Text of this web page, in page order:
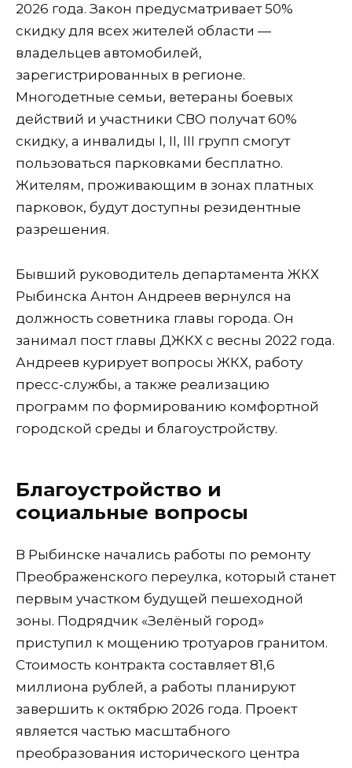
2026 года. Закон предусматривает 50%
скидку для всех жителей области —
владельцев автомобилей,
зарегистрированных в регионе.
Многодетные семьи, ветераны боевых
действий и участники СВО получат 60%
скидку, а инвалиды I, II, III групп смогут
пользоваться парковками бесплатно.
Жителям, проживающим в зонах платных
парковок, будут доступны резидентные
разрешения.
Бывший руководитель департамента ЖКХ
Рыбинска Антон Андреев вернулся на
должность советника главы города. Он
занимал пост главы ДЖКХ с весны 2022 года.
Андреев курирует вопросы ЖКХ, работу
пресс-службы, а также реализацию
программ по формированию комфортной
городской среды и благоустройству.
Благоустройство и
социальные вопросы
В Рыбинске начались работы по ремонту
Преображенского переулка, который станет
первым участком будущей пешеходной
зоны. Подрядчик «Зелёный город»
приступил к мощению тротуаров гранитом.
Стоимость контракта составляет 81,6
миллиона рублей, а работы планируют
завершить к октябрю 2026 года. Проект
является частью масштабного
преобразования исторического центра